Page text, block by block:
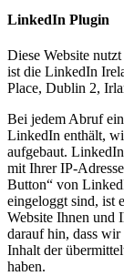
LinkedIn Plugin
Diese Website
ist die LinkedIn
Place, Dublin 2,
Bei jedem Abruf
LinkedIn enthält,
aufgebaut.
mit Ihrer IP-
Button“ von
eingeloggt sind, ist
Website Ihnen und
darauf hin, dass
Inhalt der
haben.